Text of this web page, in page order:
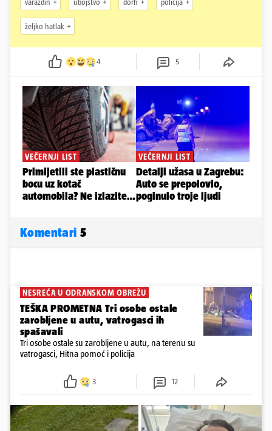
varaždin ubojstvo dorh policija
željko hatlak
4 5
Komentari 5
NESREĆA U ODRANSKOM OBREŽU
TEŠKA PROMETNA Tri osobe ostale
zarobljene u autu, vatrogasci ih
spašavali
Tri osobe ostale su zarobljene u autu, na terenu su
vatrogasci, Hitna pomoć i policija
3 12